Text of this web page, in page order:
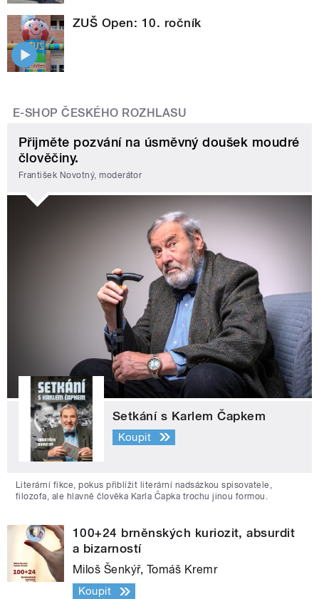
ZUŠ Open: 10. ročník
E-SHOP ČESKÉHO ROZHLASU
Přijměte pozvání na úsměvný doušek moudré
člověčiny.
František Novotný, moderátor
Setkání s Karlem Čapkem
Koupit
Literární fikce, pokus přiblížit literární nadsázkou spisovatele,
filozofa, ale hlavně člověka Karla Čapka trochu jinou formou.
100+24 brněnských kuriozit, absurdit
a bizarností
Miloš Šenkýř, Tomáš Kremr
Koupit